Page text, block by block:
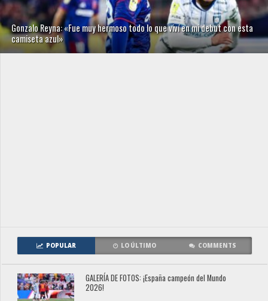
Gonzalo Reyna: «Fue muy hermoso todo lo que viví en mi debut con esta
camiseta azul»
POPULAR LO ÚLTIMO COMMENTS
GALERÍA DE FOTOS: ¡España campeón del Mundo
2026!